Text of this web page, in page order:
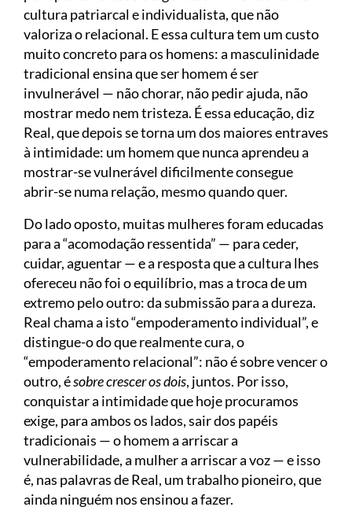
cultura patriarcal e individualista, que não
valoriza o relacional. E essa cultura tem um custo
muito concreto para os homens: a masculinidade
tradicional ensina que ser homem é ser
invulnerável — não chorar, não pedir ajuda, não
mostrar medo nem tristeza. É essa educação, diz
Real, que depois se torna um dos maiores entraves
à intimidade: um homem que nunca aprendeu a
mostrar-se vulnerável dificilmente consegue
abrir-se numa relação, mesmo quando quer.
Do lado oposto, muitas mulheres foram educadas
para a “acomodação ressentida” — para ceder,
cuidar, aguentar — e a resposta que a cultura lhes
ofereceu não foi o equilíbrio, mas a troca de um
extremo pelo outro: da submissão para a dureza.
Real chama a isto “empoderamento individual”, e
distingue-o do que realmente cura, o
“empoderamento relacional”: não é sobre vencer o
outro, ésobre crescer os dois, juntos. Por isso,
conquistar a intimidade que hoje procuramos
exige, para ambos os lados, sair dos papéis
tradicionais — o homem a arriscar a
vulnerabilidade, a mulher a arriscar a voz — e isso
é, nas palavras de Real, um trabalho pioneiro, que
ainda ninguém nos ensinou a fazer.